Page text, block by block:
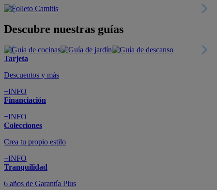
Descubre nuestras guías
Tarjeta
Descuentos y más
+INFO
Financiación
+INFO
Colecciones
Crea tu propio estilo
+INFO
Tranquilidad
6 años de Garantía Plus